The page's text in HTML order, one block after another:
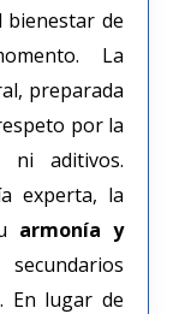
bienestar de
La
preparada
por la
ni aditivos.
experta, la
armonía y
En lugar de